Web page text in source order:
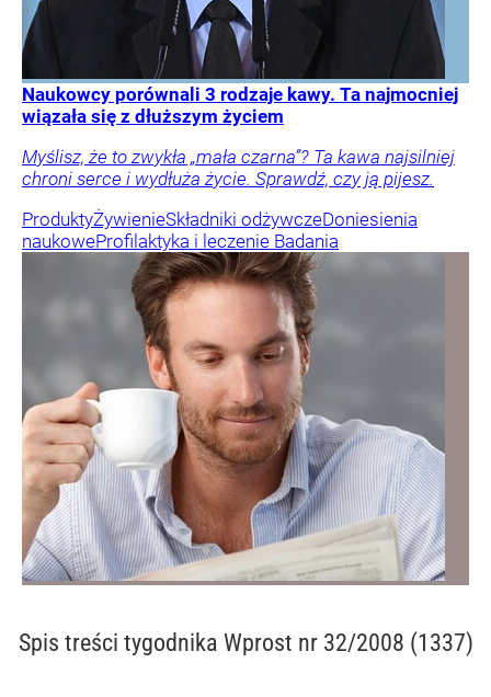
Naukowcy porównali 3 rodzaje kawy. Ta najmocniej
wiązała się z dłuższym życiem
Myślisz, że to zwykła „mała czarna”? Ta kawa najsilniej
chroni serce i wydłuża życie. Sprawdź, czy ją pijesz.
ProduktyŻywienieSkładniki odżywczeDoniesienia
naukoweProfilaktyka i leczenie Badania
Spis treści tygodnika Wprost nr 32/2008 (1337)